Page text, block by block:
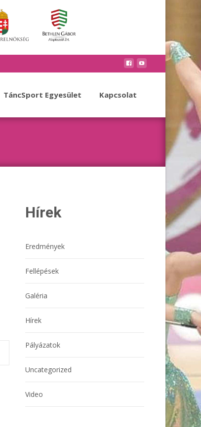
TáncSport Egyesület Kapcsolat
Hírek
Eredmények
Fellépések
Galéria
Hírek
Pályázatok
Uncategorized
Video